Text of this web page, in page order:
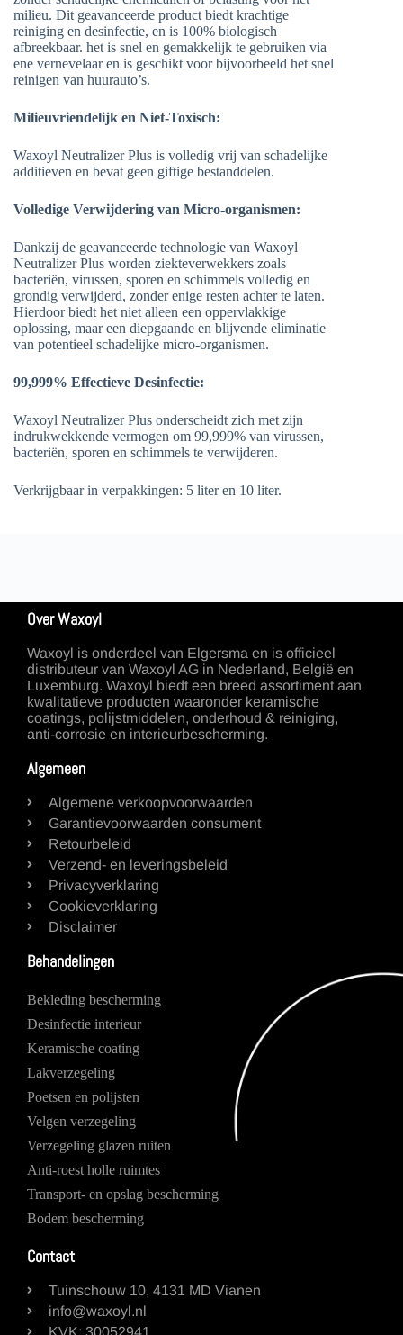
milieu. Dit geavanceerde product biedt krachtige
reiniging en desinfectie, en is 100% biologisch
afbreekbaar. het is snel en gemakkelijk te gebruiken via
ene vernevelaar en is geschikt voor bijvoorbeeld het snel
reinigen van huurauto’s.
Milieuvriendelijk en Niet-Toxisch:
Waxoyl Neutralizer Plus is volledig vrij van schadelijke
additieven en bevat geen giftige bestanddelen.
Volledige Verwijdering van Micro-organismen:
Dankzij de geavanceerde technologie van Waxoyl
Neutralizer Plus worden ziekteverwekkers zoals
bacteriën, virussen, sporen en schimmels volledig en
grondig verwijderd, zonder enige resten achter te laten.
Hierdoor biedt het niet alleen een oppervlakkige
oplossing, maar een diepgaande en blijvende eliminatie
van potentieel schadelijke micro-organismen.
99,999% Effectieve Desinfectie:
Waxoyl Neutralizer Plus onderscheidt zich met zijn
indrukwekkende vermogen om 99,999% van virussen,
bacteriën, sporen en schimmels te verwijderen.
Verkrijgbaar in verpakkingen: 5 liter en 10 liter.
Over Waxoyl
Waxoyl is onderdeel van Elgersma en is officieel
distributeur van Waxoyl AG in Nederland, België en
Luxemburg. Waxoyl biedt een breed assortiment aan
kwalitatieve producten waaronder keramische
coatings, polijstmiddelen, onderhoud & reiniging,
anti-corrosie en interieurbescherming.
Algemeen
Algemene verkoopvoorwaarden
Garantievoorwaarden consument
Retourbeleid
Verzend- en leveringsbeleid
Privacyverklaring
Cookieverklaring
Disclaimer
Behandelingen
Bekleding bescherming
Desinfectie interieur
Keramische coating
Lakverzegeling
Poetsen en polijsten
Velgen verzegeling
Verzegeling glazen ruiten
Anti-roest holle ruimtes
Transport- en opslag bescherming
Bodem bescherming
Contact
Tuinschouw 10, 4131 MD Vianen
info@waxoyl.nl
KVK: 30052941